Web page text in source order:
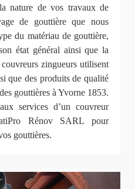
nature de vos travaux de
de gouttière que nous
du matériau de gouttière,
état général ainsi que la
zingueurs utilisent
que des produits de qualité
gouttières à Yvorne 1853.
services d’un couvreur
Rénov SARL pour
gouttières.